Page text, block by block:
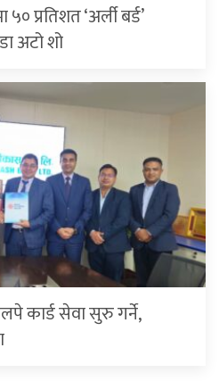
प्रतिशत ‘अर्ली बर्ड’
अटो शो
कार्ड सेवा सुरु गर्ने,